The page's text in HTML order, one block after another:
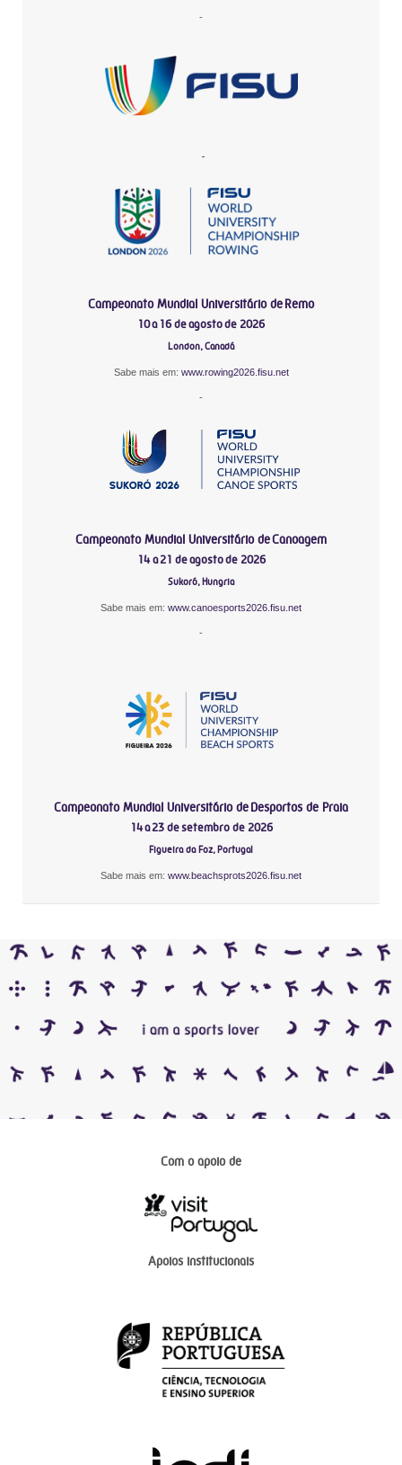
-
-
Campeonato Mundial Universitário de Remo
10 a 16 de agosto de 2026
London, Canadá
Sabe mais em: www.rowing2026.fisu.net
-
Campeonato Mundial Universitário de Canoagem
14 a 21 de agosto de 2026
Sukoró, Hungria
Sabe mais em: www.canoesports2026.fisu.net
-
Campeonato Mundial Universitário de Desportos de Praia
14 a 23 de setembro de 2026
Figueira da Foz, Portugal
Sabe mais em: www.beachsprots2026.fisu.net
Com o apoio de
Apoios institucionais